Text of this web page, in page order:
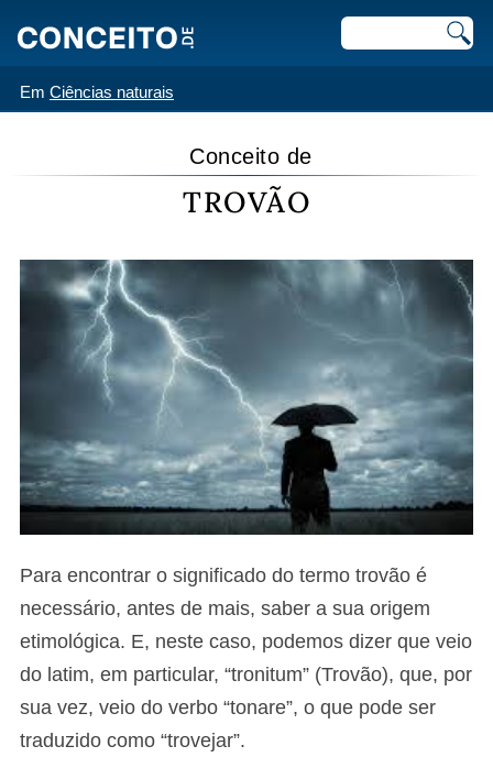
Em Ciências naturais
Conceito de
TROVÃO
Para encontrar o significado do termo trovão é
necessário, antes de mais, saber a sua origem
etimológica. E, neste caso, podemos dizer que veio
do latim, em particular, “tronitum” (Trovão), que, por
sua vez, veio do verbo “tonare”, o que pode ser
traduzido como “trovejar”.